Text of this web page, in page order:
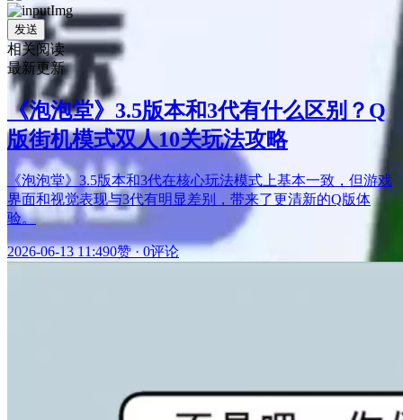
发送
相关阅读
最新更新
《泡泡堂》3.5版本和3代有什么区别？Q
版街机模式双人10关玩法攻略
《泡泡堂》3.5版本和3代在核心玩法模式上基本一致，但游戏
界面和视觉表现与3代有明显差别，带来了更清新的Q版体
验。
2026-06-13 11:490赞·0评论